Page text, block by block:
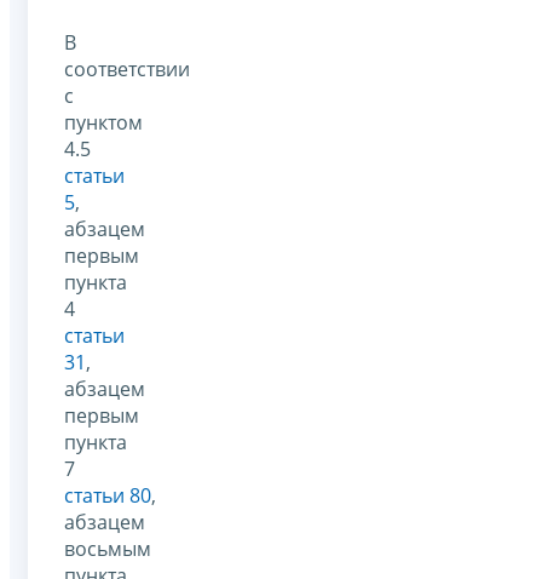
В
соответствии
с
пунктом
4.5
статьи
5,
абзацем
первым
пункта
4
статьи
31,
абзацем
первым
пункта
7
статьи 80,
абзацем
восьмым